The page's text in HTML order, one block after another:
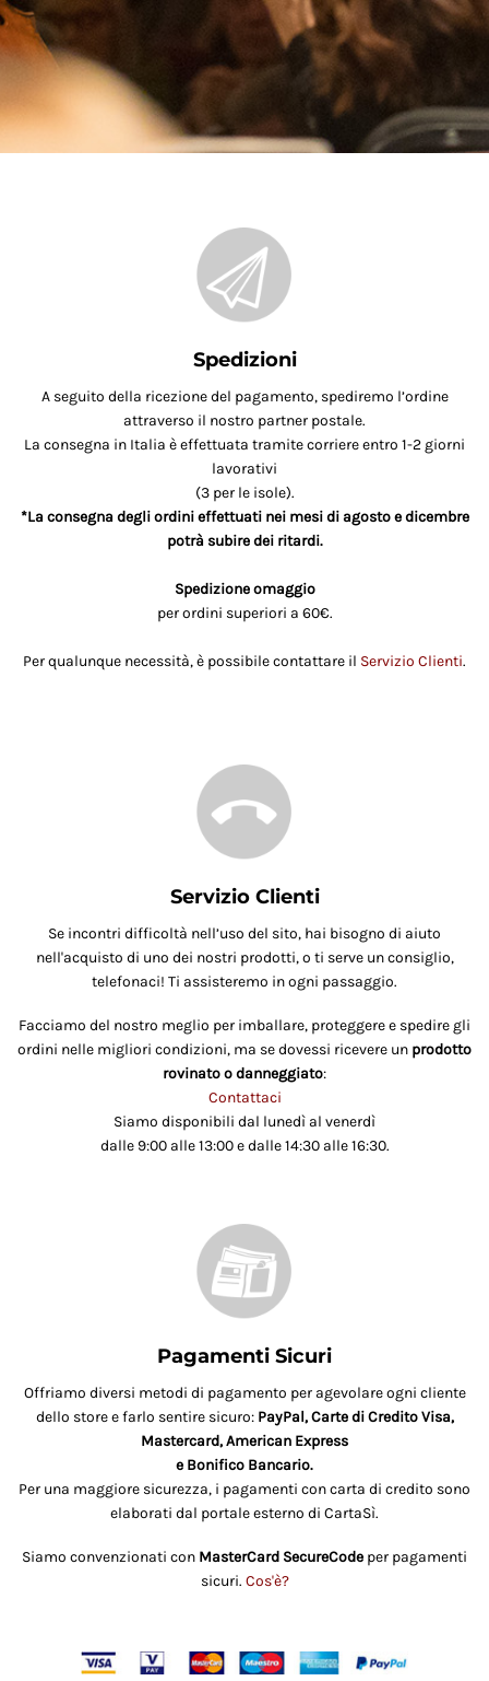
Spedizioni
A seguito della ricezione del pagamento, spediremo l’ordine
attraverso il nostro partner postale.
La consegna in Italia è effettuata tramite corriere entro 1-2 giorni
lavorativi
(3 per le isole).
*La consegna degli ordini effettuati nei mesi di agosto e dicembre
potrà subire dei ritardi.
Spedizione omaggio
per ordini superiori a 60€.
Per qualunque necessità, è possibile contattare il Servizio Clienti.
Servizio Clienti
Se incontri difficoltà nell’uso del sito, hai bisogno di aiuto
nell'acquisto di uno dei nostri prodotti, o ti serve un consiglio,
telefonaci! Ti assisteremo in ogni passaggio.
Facciamo del nostro meglio per imballare, proteggere e spedire gli
ordini nelle migliori condizioni, ma se dovessi ricevere un prodotto
rovinato o danneggiato:
Contattaci
Siamo disponibili dal lunedì al venerdì
dalle 9:00 alle 13:00 e dalle 14:30 alle 16:30.
Pagamenti Sicuri
Offriamo diversi metodi di pagamento per agevolare ogni cliente
dello store e farlo sentire sicuro: PayPal, Carte di Credito Visa,
Mastercard, American Express
e Bonifico Bancario.
Per una maggiore sicurezza, i pagamenti con carta di credito sono
elaborati dal portale esterno di CartaSì.
Siamo convenzionati con MasterCard SecureCode per pagamenti
sicuri. Cos'è?